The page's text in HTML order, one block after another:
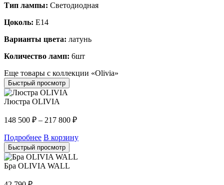
Тип лампы: Светодиодная
Цоколь: E14
Варианты цвета: латунь
Количество ламп: 6шт
Еще товары с коллекции «Olivia»
Быстрый просмотр
Люстра OLIVIA
148 500 ₽ – 217 800 ₽
Подробнее В корзину
Быстрый просмотр
Бра OLIVIA WALL